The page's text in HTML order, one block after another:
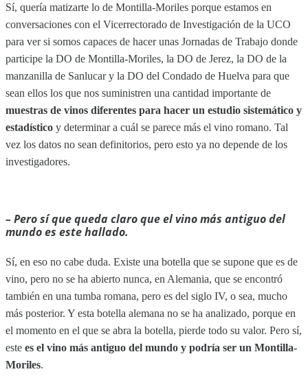
Sí, quería matizarte lo de Montilla-Moriles porque estamos en
conversaciones con el Vicerrectorado de Investigación de la UCO
para ver si somos capaces de hacer unas Jornadas de Trabajo donde
participe la DO de Montilla-Moriles, la DO de Jerez, la DO de la
manzanilla de Sanlucar y la DO del Condado de Huelva para que
sean ellos los que nos suministren una cantidad importante de
muestras de vinos diferentes para hacer un estudio sistemático y
estadístico y determinar a cuál se parece más el vino romano. Tal
vez los datos no sean definitorios, pero esto ya no depende de los
investigadores.
– Pero sí que queda claro que el vino más antiguo del
mundo es este hallado.
Sí, en eso no cabe duda. Existe una botella que se supone que es de
vino, pero no se ha abierto nunca, en Alemania, que se encontró
también en una tumba romana, pero es del siglo IV, o sea, mucho
más posterior. Y esta botella alemana no se ha analizado, porque en
el momento en el que se abra la botella, pierde todo su valor. Pero sí,
este es el vino más antiguo del mundo y podría ser un Montilla-
Moriles.